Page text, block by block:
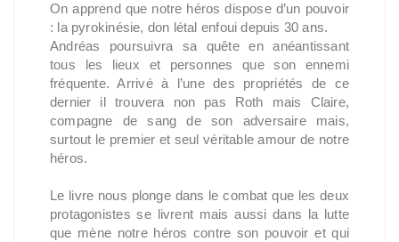
On apprend que notre héros dispose d’un pouvoir
: la pyrokinésie, don létal enfoui depuis 30 ans.
Andréas poursuivra sa quête en anéantissant
tous les lieux et personnes que son ennemi
fréquente. Arrivé à l’une des propriétés de ce
dernier il trouvera non pas Roth mais Claire,
compagne de sang de son adversaire mais,
surtout le premier et seul véritable amour de notre
héros.
Le livre nous plonge dans le combat que les deux
protagonistes se livrent mais aussi dans la lutte
que mène notre héros contre son pouvoir et qui